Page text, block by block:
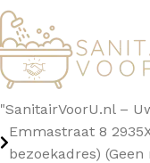
"SanitairVoorU.nl –
Emmastraat 8
bezoekadres)